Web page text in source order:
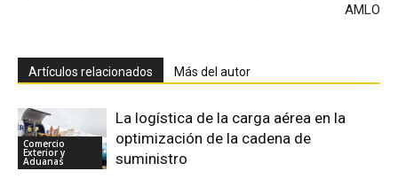
AMLO
Artículos relacionados Más del autor
Comercio
Exterior y
Aduanas
La logística de la carga aérea en la
optimización de la cadena de
suministro